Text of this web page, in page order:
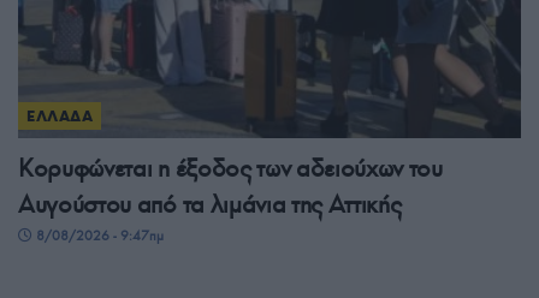
ΕΛΛΑΔΑ
Κορυφώνεται η έξοδος των αδειούχων του
Αυγούστου από τα λιμάνια της Αττικής
8/08/2026 - 9:47πμ